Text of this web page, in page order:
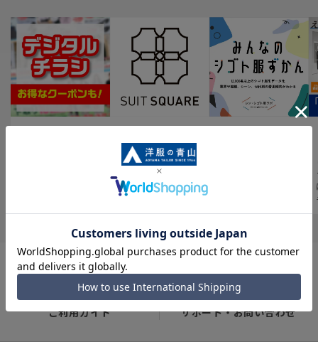
ビジネスウェアがな
んでも揃う、4つのブ
ランドが一体となっ
た新感覚の複合型ス
トアです
ご利用ガイド サポート・お問い合わせ